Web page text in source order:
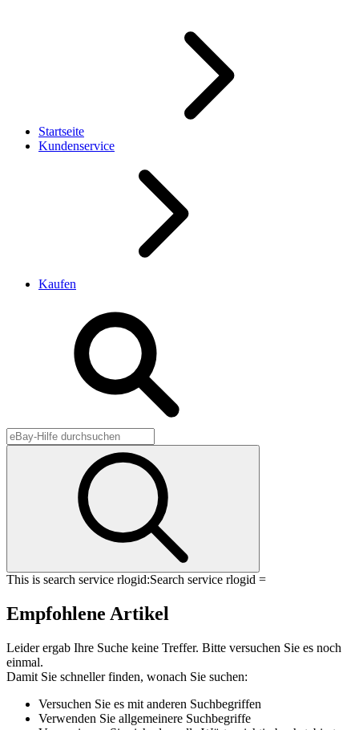
Startseite
Kundenservice
Kaufen
This is search service rlogid:Search service rlogid =
Empfohlene Artikel
Leider ergab Ihre Suche keine Treffer. Bitte versuchen Sie es noch
einmal.
Damit Sie schneller finden, wonach Sie suchen:
Versuchen Sie es mit anderen Suchbegriffen
Verwenden Sie allgemeinere Suchbegriffe